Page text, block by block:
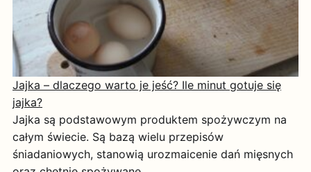
Jajka – dlaczego warto je jeść? Ile minut gotuje się
jajka?
Jajka są podstawowym produktem spożywczym na
całym świecie. Są bazą wielu przepisów
śniadaniowych, stanowią urozmaicenie dań mięsnych